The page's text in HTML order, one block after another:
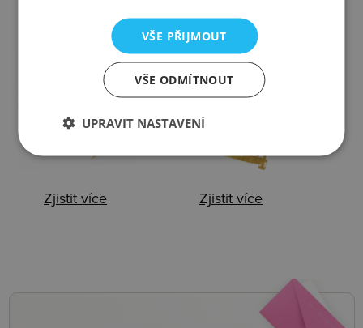
Zjistit více
Balení
Zjistit více
VŠE PŘIJMOUT
VŠE ODMÍTNOUT
UPRAVIT NASTAVENÍ